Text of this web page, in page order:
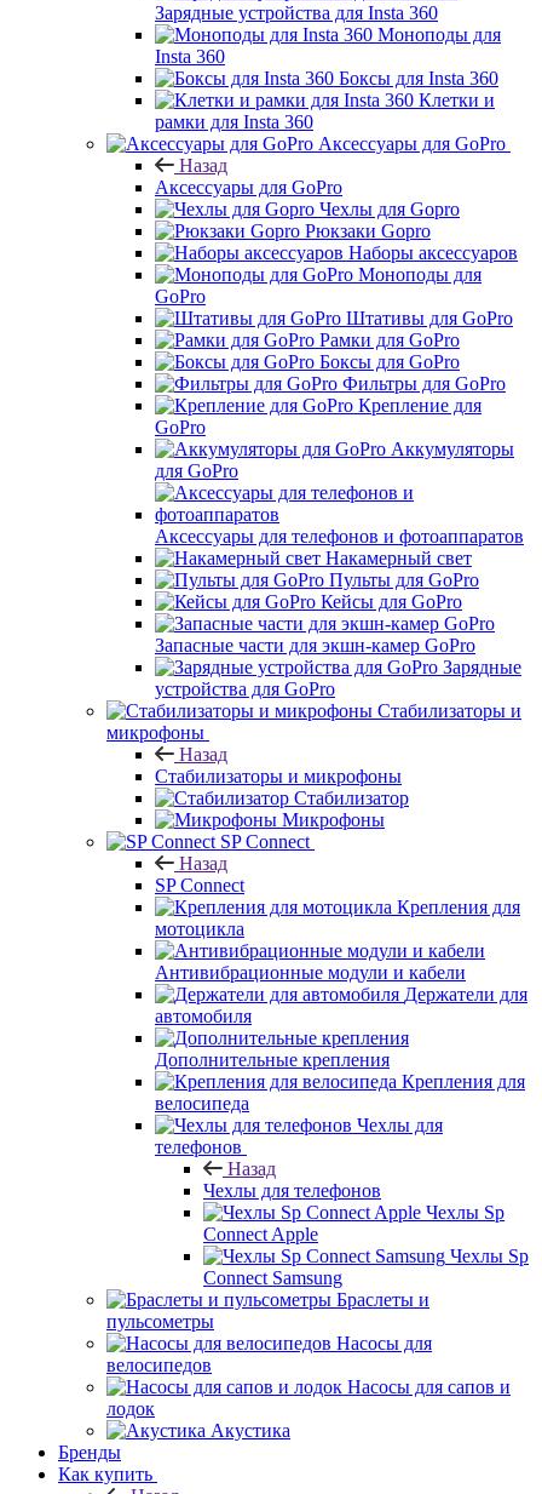
Зарядные устройства для Insta 360
Моноподы для
Insta 360
Боксы для Insta 360
Клетки и
рамки для Insta 360
Аксессуары для GoPro
Назад
Аксессуары для GoPro
Чехлы для Gopro
Рюкзаки Gopro
Наборы аксессуаров
Моноподы для
GoPro
Штативы для GoPro
Рамки для GoPro
Боксы для GoPro
Фильтры для GoPro
Крепление для
GoPro
Аккумуляторы
для GoPro
Аксессуары для телефонов и фотоаппаратов
Накамерный свет
Пульты для GoPro
Кейсы для GoPro
Запасные части для экшн-камер GoPro
Зарядные
устройства для GoPro
Стабилизаторы и
микрофоны
Назад
Стабилизаторы и микрофоны
Стабилизатор
Микрофоны
SP Connect
Назад
SP Connect
Крепления для
мотоцикла
Антивибрационные модули и кабели
Держатели для
автомобиля
Дополнительные крепления
Крепления для
велосипеда
Чехлы для
телефонов
Назад
Чехлы для телефонов
Чехлы Sp
Connect Apple
Чехлы Sp
Connect Samsung
Браслеты и
пульсометры
Насосы для
велосипедов
Насосы для сапов и
лодок
Акустика
Бренды
Как купить